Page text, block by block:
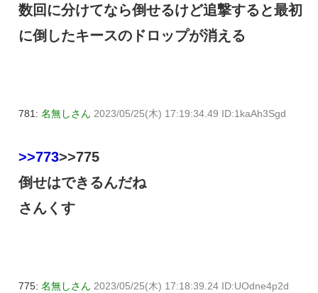
数回に分けてなら倒せるけど追撃すると最初
に倒したキースのドロップが消える
781: 名無しさん 2023/05/25(木) 17:19:34.49 ID:1kaAh3Sgd
>>773>>775
倒せはできるんだね
さんくす
775: 名無しさん 2023/05/25(木) 17:18:39.24 ID:UOdne4p2d